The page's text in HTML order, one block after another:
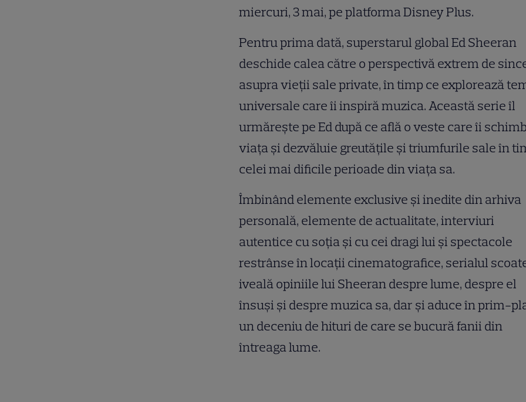
miercuri, 3 mai, pe platforma Disney Plus.
Pentru prima dată, superstarul global Ed Sheeran
deschide calea către o perspectivă extrem de
asupra vieții sale private, în timp ce explorează
universale care îi inspiră muzica. Această serie îl
urmărește pe Ed după ce află o veste care îi
viața și dezvăluie greutățile și triumfurile sale în
celei mai dificile perioade din viața sa.
Îmbinând elemente exclusive și inedite din arhiva
personală, elemente de actualitate, interviuri
autentice cu soția și cu cei dragi lui și spectacole
restrânse în locații cinematografice, serialul
iveală opiniile lui Sheeran despre lume, despre el
însuși și despre muzica sa, dar și aduce în prim-
un deceniu de hituri de care se bucură fanii din
întreaga lume.